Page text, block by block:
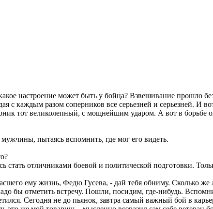
настроение может быть у бойца? Взвешивание прошло
с каждым разом соперников все серьезней и серьезней. И
тот великолепный, с мощнейшим ударом. А вот в борьбе
пытаясь вспомнить, где мог его видеть.
отличниками боевой и политической подготовки.
ему жизнь, Федю Гусева, - дай тебя обниму. Сколько
бы отметить встречу. Пошли, посидим, где-нибудь.
Сегодня не до пьянок, завтра самый важный бой в